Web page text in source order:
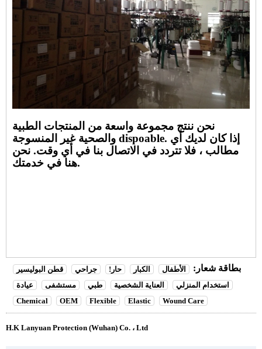
نحن ننتج مجموعة واسعة من المنتجات الطبية
والصحية غير المنسوجة dispoable. إذا كان لديك أي
مطالب ، فلا تتردد في الاتصال بنا في أي وقت. نحن
هنا في خدمتك.
بطاقة شعار: الأطفال الكبار حار! جراحي
قطن البوليسير
استخدام المنزلي
العناية الشخصية طبي مستشفى
عيادة
Chemical
OEM Flexible Elastic Wound Care
H.K Lanyuan Protection (Wuhan) Co. ، Ltd